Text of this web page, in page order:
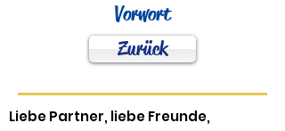
Vorwort
Zurück
Liebe Partner, liebe Freunde,